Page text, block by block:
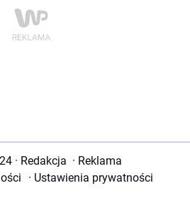
· Redakcja · Reklama
· Ustawienia prywatności